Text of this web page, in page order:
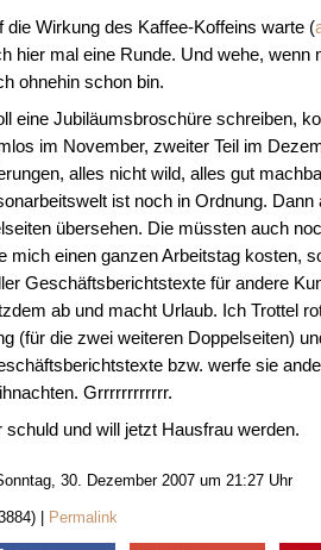
die Wirkung des Kaffee-Koffeins warte (
hier mal eine Runde. Und wehe, wenn
ohnehin schon bin.
eine Jubiläumsbroschüre schreiben,
im November, zweiter Teil im
alles nicht wild, alles gut
ist noch in Ordnung.
übersehen. Die müssten auch
mich einen ganzen Arbeitstag kosten,
Geschäftsberichtstexte für andere
ab und macht Urlaub. Ich Trottel
(für die zwei weiteren Doppelseiten)
bzw. werfe sie
Grrrrrrrrrrrr.
schuld und will jetzt Hausfrau werden.
30. Dezember 2007 um 21:27 Uhr
| Permalink